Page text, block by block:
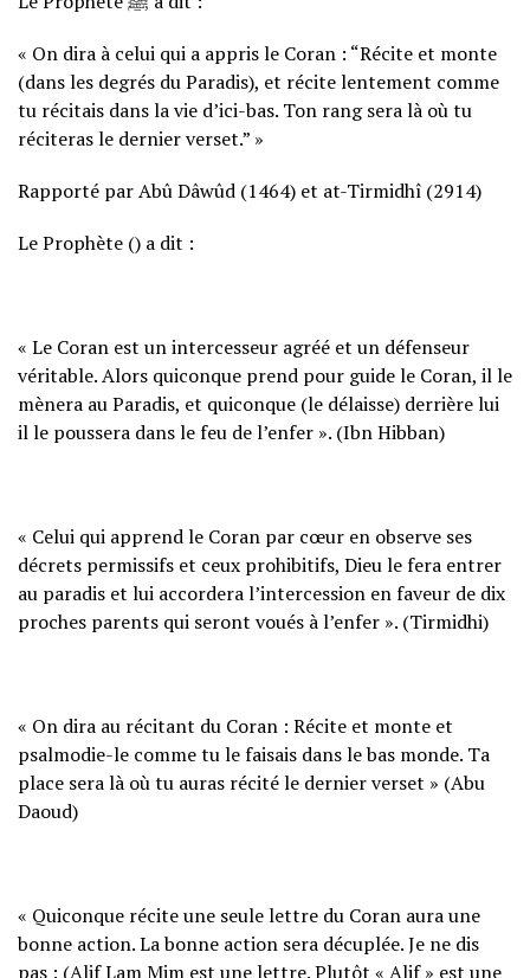
« On dira à celui qui a appris le Coran : “Récite et monte
(dans les degrés du Paradis), et récite lentement comme
tu récitais dans la vie d’ici-bas. Ton rang sera là où tu
réciteras le dernier verset.” »
Rapporté par Abû Dâwûd (1464) et at-Tirmidhî (2914)
Le Prophète () a dit :
« Le Coran est un intercesseur agréé et un défenseur
véritable. Alors quiconque prend pour guide le Coran, il le
mènera au Paradis, et quiconque (le délaisse) derrière lui
il le poussera dans le feu de l’enfer ». (Ibn Hibban)
« Celui qui apprend le Coran par cœur en observe ses
décrets permissifs et ceux prohibitifs, Dieu le fera entrer
au paradis et lui accordera l’intercession en faveur de dix
proches parents qui seront voués à l’enfer ». (Tirmidhi)
« On dira au récitant du Coran : Récite et monte et
psalmodie-le comme tu le faisais dans le bas monde. Ta
place sera là où tu auras récité le dernier verset » (Abu
Daoud)
« Quiconque récite une seule lettre du Coran aura une
bonne action. La bonne action sera décuplée. Je ne dis
pas : (Alif Lam Mim est une lettre. Plutôt « Alif » est une